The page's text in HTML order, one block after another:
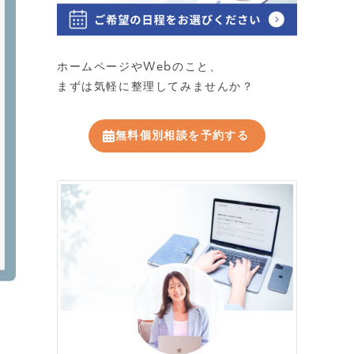
ホームページやWebのこと、
まずは気軽に整理してみませんか？
無料個別相談を予約する